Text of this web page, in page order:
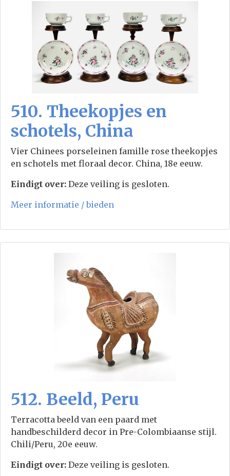
510. Theekopjes en
schotels, China
Vier Chinees porseleinen famille rose theekopjes
en schotels met floraal decor. China, 18e eeuw.
Eindigt over: Deze veiling is gesloten.
Meer informatie / bieden
512. Beeld, Peru
Terracotta beeld van een paard met
handbeschilderd decor in Pre-Colombiaanse stijl.
Chili/Peru, 20e eeuw.
Eindigt over: Deze veiling is gesloten.